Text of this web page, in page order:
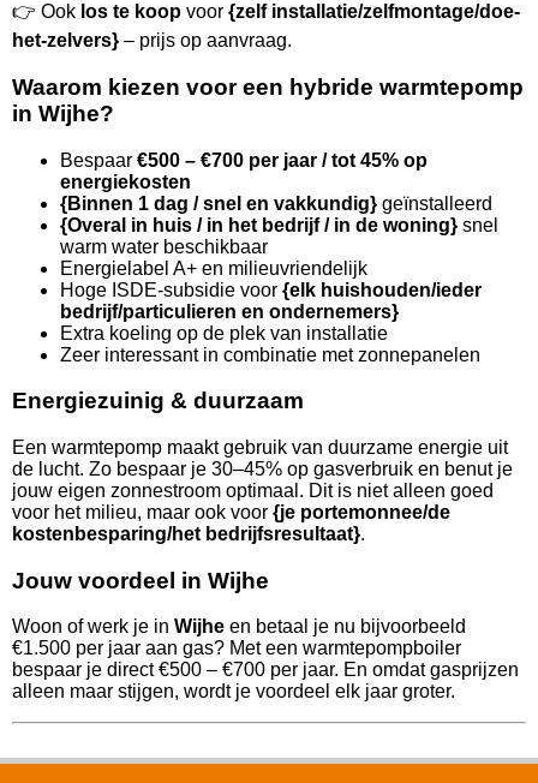
👉 Ook los te koop voor {zelf installatie/zelfmontage/doe-
het-zelvers} – prijs op aanvraag.
Waarom kiezen voor een hybride warmtepomp
in Wijhe?
Bespaar €500 – €700 per jaar / tot 45% op
energiekosten
{Binnen 1 dag / snel en vakkundig} geïnstalleerd
{Overal in huis / in het bedrijf / in de woning} snel
warm water beschikbaar
Energielabel A+ en milieuvriendelijk
Hoge ISDE-subsidie voor {elk huishouden/ieder
bedrijf/particulieren en ondernemers}
Extra koeling op de plek van installatie
Zeer interessant in combinatie met zonnepanelen
Energiezuinig & duurzaam
Een warmtepomp maakt gebruik van duurzame energie uit
de lucht. Zo bespaar je 30–45% op gasverbruik en benut je
jouw eigen zonnestroom optimaal. Dit is niet alleen goed
voor het milieu, maar ook voor {je portemonnee/de
kostenbesparing/het bedrijfsresultaat}.
Jouw voordeel in Wijhe
Woon of werk je in Wijhe en betaal je nu bijvoorbeeld
€1.500 per jaar aan gas? Met een warmtepompboiler
bespaar je direct €500 – €700 per jaar. En omdat gasprijzen
alleen maar stijgen, wordt je voordeel elk jaar groter.